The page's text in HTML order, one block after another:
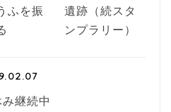
ふを振
遺跡（続スタ
ンプラリー）
継続中